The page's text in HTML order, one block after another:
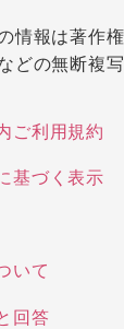
情報は著作
どの無断複
ご利用規約
基づく表示
いて
回答